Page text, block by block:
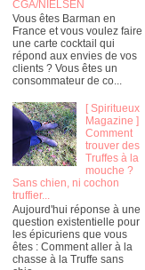
CGA/NIELSEN
Vous êtes Barman en
France et vous voulez faire
une carte cocktail qui
répond aux envies de vos
clients ? Vous êtes un
consommateur de co...
[ Spiritueux
Magazine ]
Comment
trouver des
Truffes à la
mouche ?
Sans chien, ni cochon
truffier...
Aujourd'hui réponse à une
question existentielle pour
les épicuriens que vous
êtes : Comment aller à la
chasse à la Truffe sans